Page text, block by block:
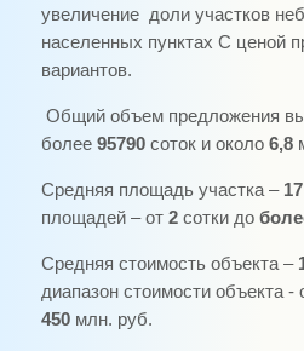
увеличение доли участков
населенных пунктах С ценой
вариантов.
Общий объем предложения
более 95790 соток и около 6,8
Средняя площадь участка –
площадей – от 2сотки до
Средняя стоимость объекта –
диапазон стоимости объекта -
450млн. руб.